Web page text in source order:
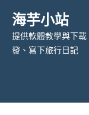
content
海芋小站
提供軟體教學與下
發、寫下旅行日記